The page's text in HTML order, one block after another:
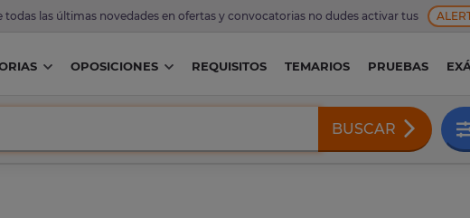
todas las últimas novedades en ofertas y convocatorias no dudes activar tus
OPOSICIONES REQUISITOS TEMARIOS PRUEBAS
BUSCAR